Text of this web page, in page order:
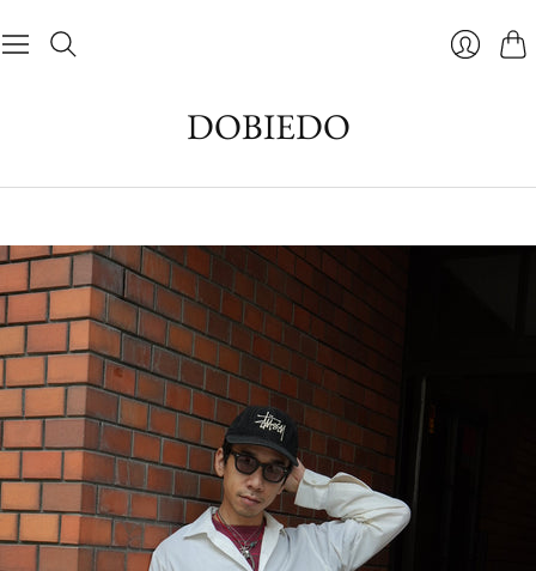
DOBIEDO